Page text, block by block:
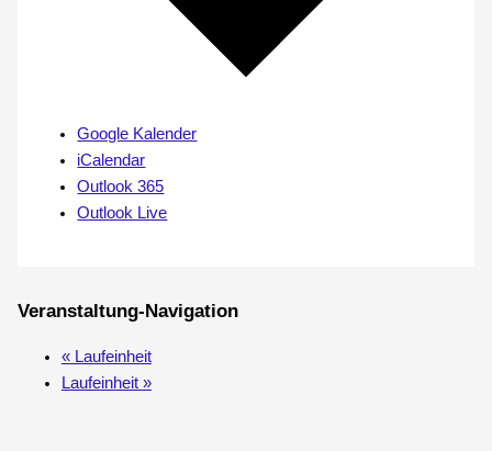
Google Kalender
iCalendar
Outlook 365
Outlook Live
Veranstaltung-Navigation
«Laufeinheit
Laufeinheit »